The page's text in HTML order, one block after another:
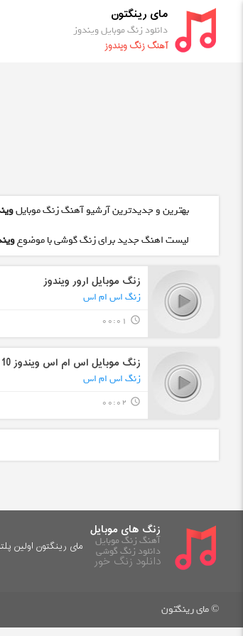
مای رینگتون
دانلود زنگ موبایل ویندوز
آهنگ زنگ ویندوز
بهترین و جدیدترین آرشیو آهنگ زنگ موبایل
لیست اهنگ جدید برای زنگ گوشی با موضوع
زنگ موبایل ارور ویندوز
زنگ اس ام اس
query_builder
00:01
زنگ موبایل اس ام اس ویندوز 10
زنگ اس ام اس
query_builder
00:02
زنگ های موبایل
آهنگ زنگ موبایل
دانلود زنگ گوشی
دانلود زنگ خور
مای رینگتون اولین
© مای رینگتون